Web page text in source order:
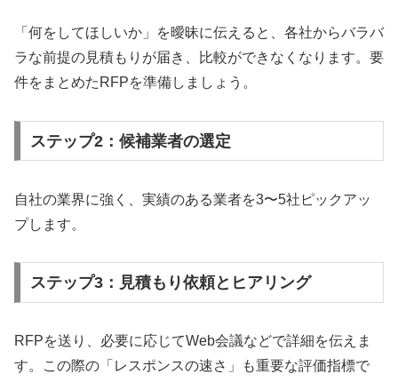
「何をしてほしいか」を曖昧に伝えると、各社からバラバ
ラな前提の見積もりが届き、比較ができなくなります。要
件をまとめたRFPを準備しましょう。
ステップ2：候補業者の選定
自社の業界に強く、実績のある業者を3〜5社ピックアッ
プします。
ステップ3：見積もり依頼とヒアリング
RFPを送り、必要に応じてWeb会議などで詳細を伝えま
す。この際の「レスポンスの速さ」も重要な評価指標で